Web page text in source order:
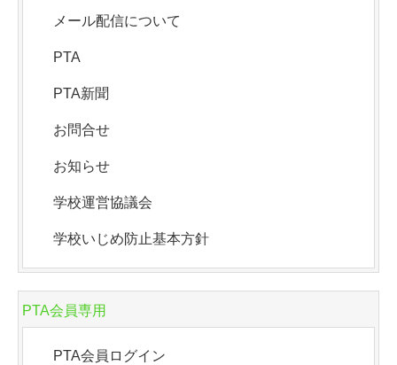
メール配信について
PTA
PTA新聞
お問合せ
お知らせ
学校運営協議会
学校いじめ防止基本方針
PTA会員専用
PTA会員ログイン